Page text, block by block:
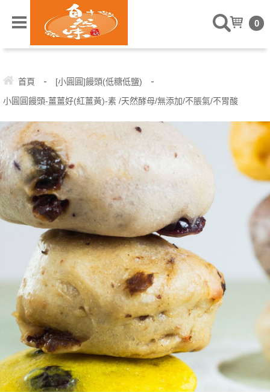
0
首頁 - [小圓圓]饅頭(低糖低鹽) -
小圓圓饅頭-薑薑好(紅薑黃)-素 /天然酵母/無添加/不脹氣/不胃酸